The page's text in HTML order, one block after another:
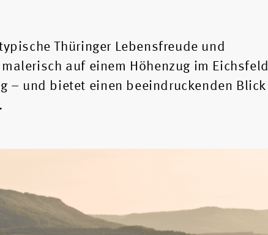
Thüringer Lebensfreude und
auf einem Höhenzug im Eichsfeld
– und bietet einen beeindruckenden Blick